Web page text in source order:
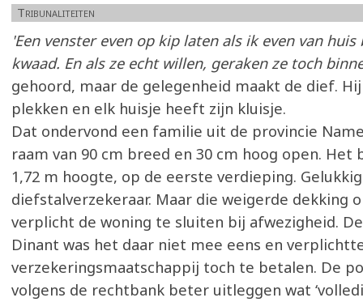
Tribunaliteiten
'Een venster even op kip laten als ik even van huis
kwaad. En als ze echt willen, geraken ze toch
gehoord, maar de gelegenheid maakt de dief.
plekken en elk huisje heeft zijn kluisje.
Dat ondervond een familie uit de provincie
raam van 90 cm breed en 30 cm hoog open. Het
1,72 m hoogte, op de eerste verdieping.
diefstalverzekeraar. Maar die weigerde dekking
verplicht de woning te sluiten bij afwezigheid.
Dinant was het daar niet mee eens en
verzekeringsmaatschappij toch te betalen. De
volgens de rechtbank beter uitleggen wat